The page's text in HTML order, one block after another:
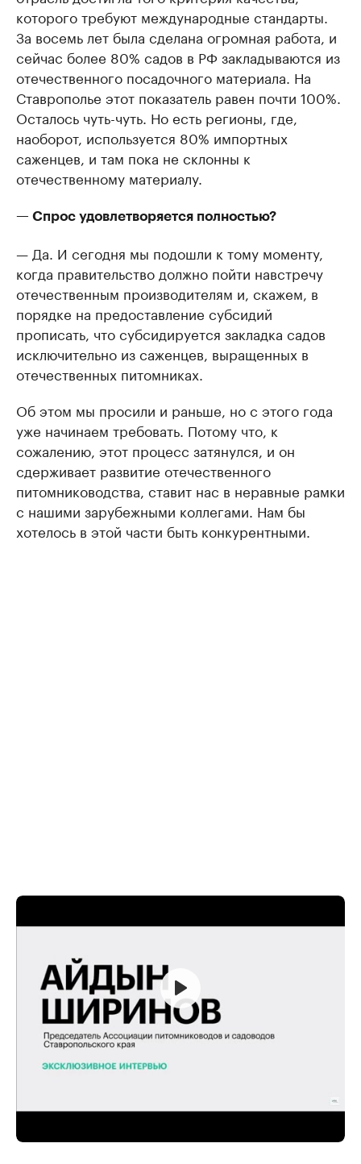
которого требуют международные стандарты.
За восемь лет была сделана огромная работа, и
сейчас более 80% садов в РФ закладываются из
отечественного посадочного материала. На
Ставрополье этот показатель равен почти 100%.
Осталось чуть-чуть. Но есть регионы, где,
наоборот, используется 80% импортных
саженцев, и там пока не склонны к
отечественному материалу.
— Спрос удовлетворяется полностью?
— Да. И сегодня мы подошли к тому моменту,
когда правительство должно пойти навстречу
отечественным производителям и, скажем, в
порядке на предоставление субсидий
прописать, что субсидируется закладка садов
исключительно из саженцев, выращенных в
отечественных питомниках.
Об этом мы просили и раньше, но с этого года
уже начинаем требовать. Потому что, к
сожалению, этот процесс затянулся, и он
сдерживает развитие отечественного
питомниководства, ставит нас в неравные рамки
с нашими зарубежными коллегами. Нам бы
хотелось в этой части быть конкурентными.
— Какой объем саженцев компания «Сады
Ставрополья» произвела в 2022 году?